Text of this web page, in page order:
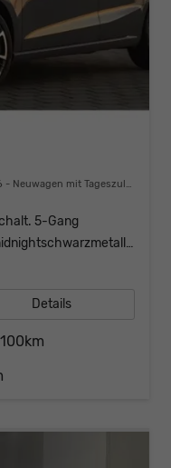
Neuwagen mit Tageszulassung
5-Gang
midnightschwarzmetallic
Details